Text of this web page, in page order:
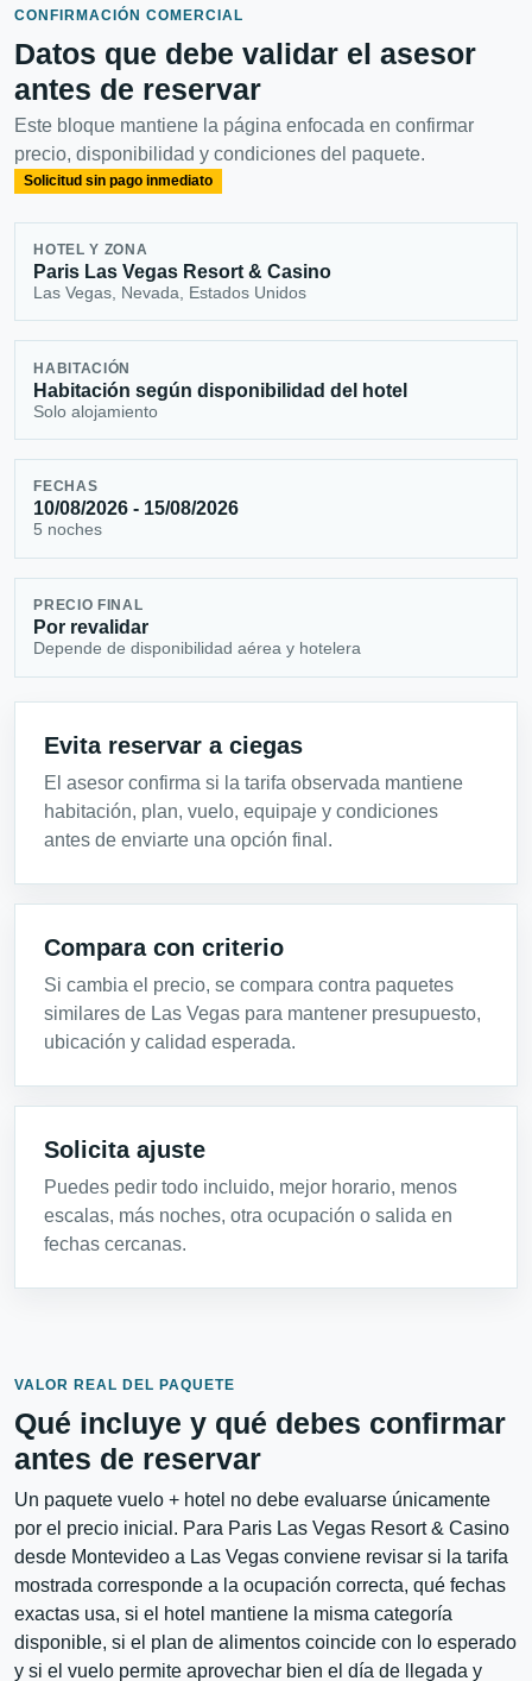
CONFIRMACIÓN COMERCIAL
Datos que debe validar el asesor
antes de reservar
Este bloque mantiene la página enfocada en confirmar
precio, disponibilidad y condiciones del paquete.
Solicitud sin pago inmediato
HOTEL Y ZONA
Paris Las Vegas Resort & Casino
Las Vegas, Nevada, Estados Unidos
HABITACIÓN
Habitación según disponibilidad del hotel
Solo alojamiento
FECHAS
10/08/2026 - 15/08/2026
5 noches
PRECIO FINAL
Por revalidar
Depende de disponibilidad aérea y hotelera
Evita reservar a ciegas
El asesor confirma si la tarifa observada mantiene
habitación, plan, vuelo, equipaje y condiciones
antes de enviarte una opción final.
Compara con criterio
Si cambia el precio, se compara contra paquetes
similares de Las Vegas para mantener presupuesto,
ubicación y calidad esperada.
Solicita ajuste
Puedes pedir todo incluido, mejor horario, menos
escalas, más noches, otra ocupación o salida en
fechas cercanas.
VALOR REAL DEL PAQUETE
Qué incluye y qué debes confirmar
antes de reservar
Un paquete vuelo + hotel no debe evaluarse únicamente
por el precio inicial. Para Paris Las Vegas Resort & Casino
desde Montevideo a Las Vegas conviene revisar si la tarifa
mostrada corresponde a la ocupación correcta, qué fechas
exactas usa, si el hotel mantiene la misma categoría
disponible, si el plan de alimentos coincide con lo esperado
y si el vuelo permite aprovechar bien el día de llegada y